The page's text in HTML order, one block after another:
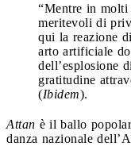
“Mentre in molti
meritevoli di
qui la reazione
arto artificiale
dell’esplosione
gratitudine
(Ibidem).
Attan è il ballo
danza nazionale